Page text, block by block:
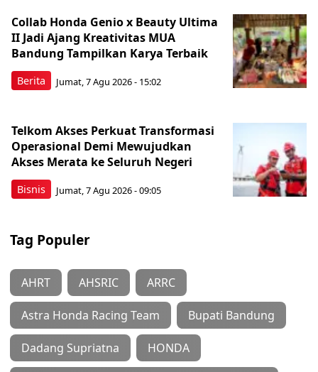
Berita
Collab Honda Genio x Beauty Ultima
II Jadi Ajang Kreativitas MUA
Bandung Tampilkan Karya Terbaik
Jumat, 7 Agu 2026 - 15:02
Bisnis
Telkom Akses Perkuat Transformasi
Operasional Demi Mewujudkan
Akses Merata ke Seluruh Negeri
Jumat, 7 Agu 2026 - 09:05
Tag Populer
AHRT AHSRIC ARRC
Astra Honda Racing Team Bupati Bandung
Dadang Supriatna HONDA